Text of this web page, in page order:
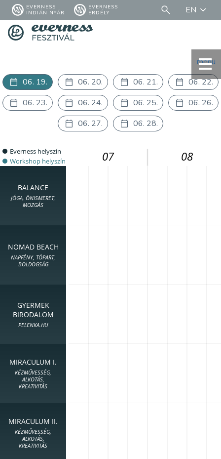
EVERNESS
INDIÁN NYÁR
EVERNESS
ERDÉLY
EN
menü
06. 19.
06. 20. 06. 21.
06. 22.
06. 23.
06. 24. 06. 25.
06. 26.
06. 27.
06. 28.
Everness helyszín
Workshop helyszín
BALANCE
JÓGA, ÖNISMERET,
MOZGÁS
NOMAD BEACH
NAPFÉNY, TÓPART,
BOLDOGSÁG
GYERMEK
BIRODALOM
PELENKA.HU
MIRACULUM I.
KÉZMŰVESSÉG,
ALKOTÁS,
KREATIVITÁS
MIRACULUM II.
KÉZMŰVESSÉG,
ALKOTÁS,
KREATIVITÁS
07 08